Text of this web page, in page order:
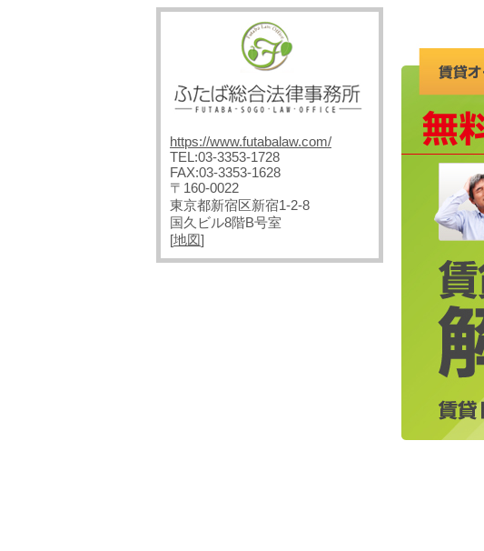
https://www.futabalaw.com/
TEL:03-3353-1728
FAX:03-3353-1628
〒160-0022
東京都新宿区新宿1-2-8
国久ビル8階B号室
[地図]